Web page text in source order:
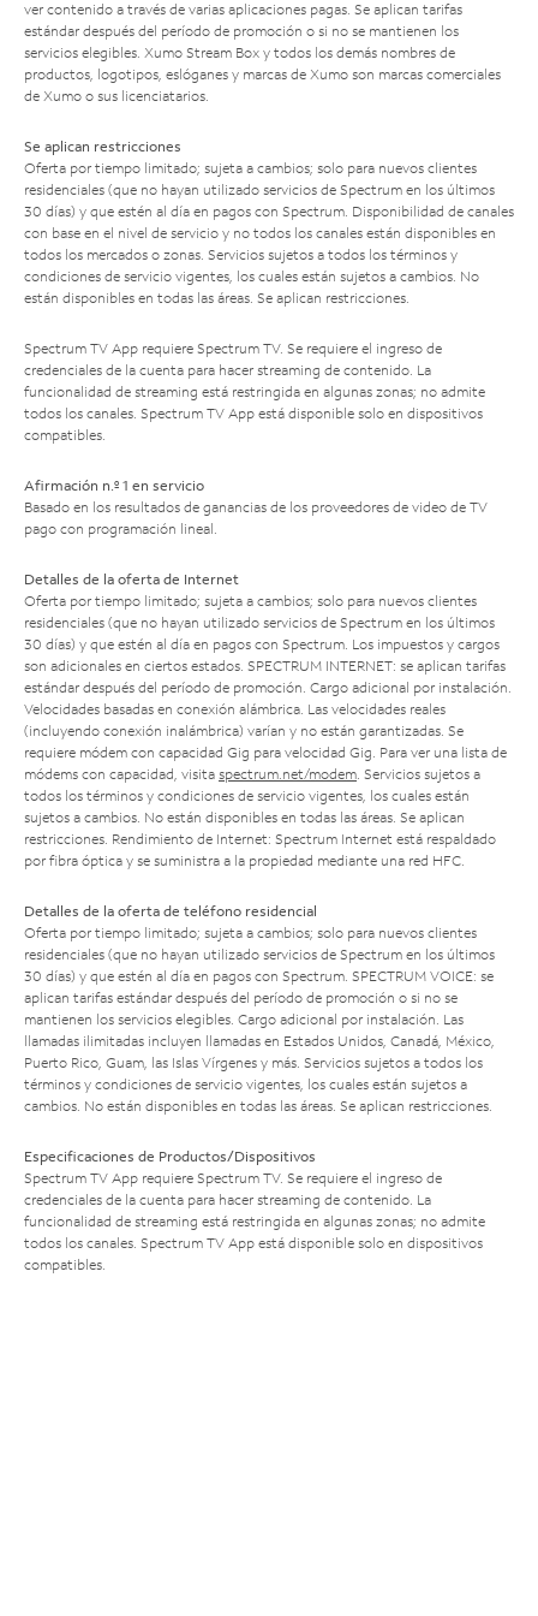
ver contenido a través de varias aplicaciones pagas. Se aplican tarifas
estándar después del período de promoción o si no se mantienen los
servicios elegibles. Xumo Stream Box y todos los demás nombres de
productos, logotipos, eslóganes y marcas de Xumo son marcas comerciales
de Xumo o sus licenciatarios.
Se aplican restricciones
Oferta por tiempo limitado; sujeta a cambios; solo para nuevos clientes
residenciales (que no hayan utilizado servicios de Spectrum en los últimos
30 días) y que estén al día en pagos con Spectrum. Disponibilidad de canales
con base en el nivel de servicio y no todos los canales están disponibles en
todos los mercados o zonas. Servicios sujetos a todos los términos y
condiciones de servicio vigentes, los cuales están sujetos a cambios. No
están disponibles en todas las áreas. Se aplican restricciones.
Spectrum TV App requiere Spectrum TV. Se requiere el ingreso de
credenciales de la cuenta para hacer streaming de contenido. La
funcionalidad de streaming está restringida en algunas zonas; no admite
todos los canales. Spectrum TV App está disponible solo en dispositivos
compatibles.
Afirmación n.º 1 en servicio
Basado en los resultados de ganancias de los proveedores de video de TV
pago con programación lineal.
Detalles de la oferta de Internet
Oferta por tiempo limitado; sujeta a cambios; solo para nuevos clientes
residenciales (que no hayan utilizado servicios de Spectrum en los últimos
30 días) y que estén al día en pagos con Spectrum. Los impuestos y cargos
son adicionales en ciertos estados. SPECTRUM INTERNET: se aplican tarifas
estándar después del período de promoción. Cargo adicional por instalación.
Velocidades basadas en conexión alámbrica. Las velocidades reales
(incluyendo conexión inalámbrica) varían y no están garantizadas. Se
requiere módem con capacidad Gig para velocidad Gig. Para ver una lista de
módems con capacidad, visita spectrum.net/modem. Servicios sujetos a
todos los términos y condiciones de servicio vigentes, los cuales están
sujetos a cambios. No están disponibles en todas las áreas. Se aplican
restricciones. Rendimiento de Internet: Spectrum Internet está respaldado
por fibra óptica y se suministra a la propiedad mediante una red HFC.
Detalles de la oferta de teléfono residencial
Oferta por tiempo limitado; sujeta a cambios; solo para nuevos clientes
residenciales (que no hayan utilizado servicios de Spectrum en los últimos
30 días) y que estén al día en pagos con Spectrum. SPECTRUM VOICE: se
aplican tarifas estándar después del período de promoción o si no se
mantienen los servicios elegibles. Cargo adicional por instalación. Las
llamadas ilimitadas incluyen llamadas en Estados Unidos, Canadá, México,
Puerto Rico, Guam, las Islas Vírgenes y más. Servicios sujetos a todos los
términos y condiciones de servicio vigentes, los cuales están sujetos a
cambios. No están disponibles en todas las áreas. Se aplican restricciones.
Especificaciones de Productos/Dispositivos
Spectrum TV App requiere Spectrum TV. Se requiere el ingreso de
credenciales de la cuenta para hacer streaming de contenido. La
funcionalidad de streaming está restringida en algunas zonas; no admite
todos los canales. Spectrum TV App está disponible solo en dispositivos
compatibles.